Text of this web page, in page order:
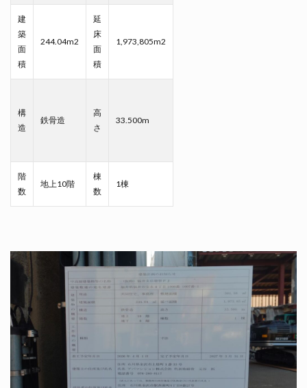
建
築
面
積
244.04m2
延
床
面
積
1,973,805m2
構
造
鉄骨造
高
さ
33.500m
階
数
地上10階
棟
数
1棟